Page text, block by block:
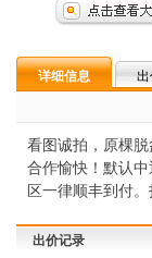
详细信息
看图诚拍，原棵
合作愉快！默认
区一律顺丰到付
出价记录